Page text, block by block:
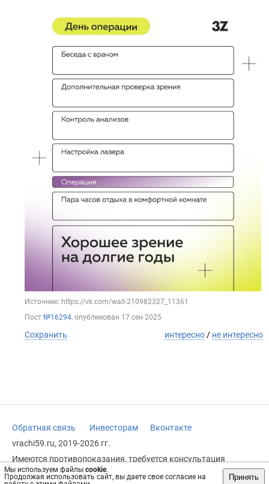
Мы используем файлы cookie.
Продолжая использовать сайт, вы даете свое согласие на
Принять
Источник: https://vk.com/wall-210982327_11361
Пост №16294, опубликован 17 сен 2025
Сохранить интересно / не интересно
Обратная связь Инвесторам
Вконтакте
vrachi59.ru, 2019-2026 гг.
Имеются противопоказания, требуется консультация
специалиста. Информация, представленная на сайте, не
может быть использована для постановки диагноза,